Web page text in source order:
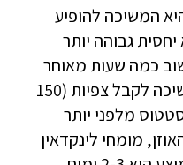
המשיכה להופיע
גבוהה יותר
כמה שעות מאוחר
יותר וראיתי שהיא עדיין ממשיכה לקבל צפיות (150
מלפני יותר
מומחי לינקדאין